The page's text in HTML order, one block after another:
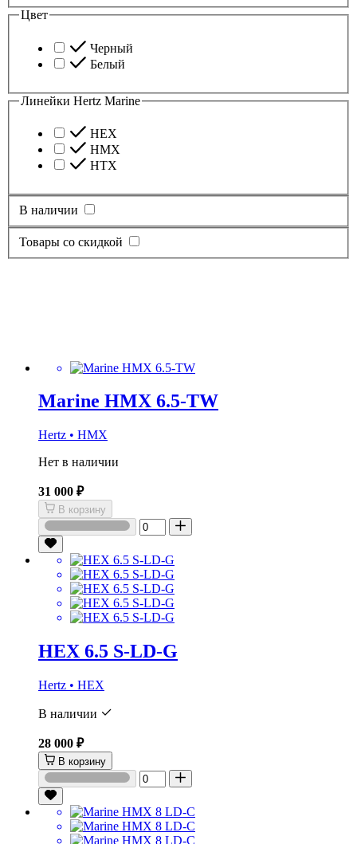
Цвет
Черный
Белый
Линейки Hertz Marine
HEX
HMX
HTX
В наличии
Товары со скидкой
Marine HMX 6.5-TW
Hertz • HMX
Нет в наличии
31 000 ₽
В корзину
HEX 6.5 S-LD-G
Hertz • HEX
В наличии
28 000 ₽
В корзину